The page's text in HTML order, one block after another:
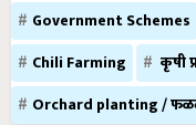
Government Schemes
Chili Farming
कृषी
Orchard planting /